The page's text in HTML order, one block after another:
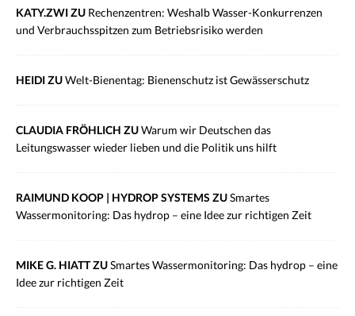
KATY.ZWI ZU Rechenzentren: Weshalb Wasser-Konkurrenzen
und Verbrauchsspitzen zum Betriebsrisiko werden
HEIDI ZUWelt-Bienentag: Bienenschutz ist Gewässerschutz
CLAUDIA FRÖHLICH ZUWarum wir Deutschen das
Leitungswasser wieder lieben und die Politik uns hilft
RAIMUND KOOP | HYDROP SYSTEMS ZUSmartes
Wassermonitoring: Das hydrop – eine Idee zur richtigen Zeit
MIKE G. HIATT ZUSmartes Wassermonitoring: Das hydrop – eine
Idee zur richtigen Zeit